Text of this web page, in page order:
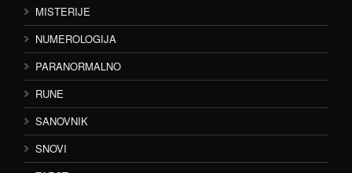
MISTERIJE
NUMEROLOGIJA
PARANORMALNO
RUNE
SANOVNIK
SNOVI